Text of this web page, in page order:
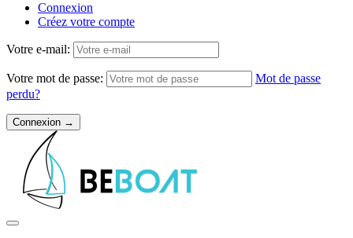
Connexion
Créez votre compte
Votre e-mail:
Votre mot de passe:
Mot de passe
perdu?